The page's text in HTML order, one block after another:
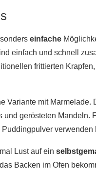
einfache
einfach und schnell
frittierten
Variante mit Marmelade.
gerösteten Mandeln.
verwenden
Lust auf ein
Backen im Ofen